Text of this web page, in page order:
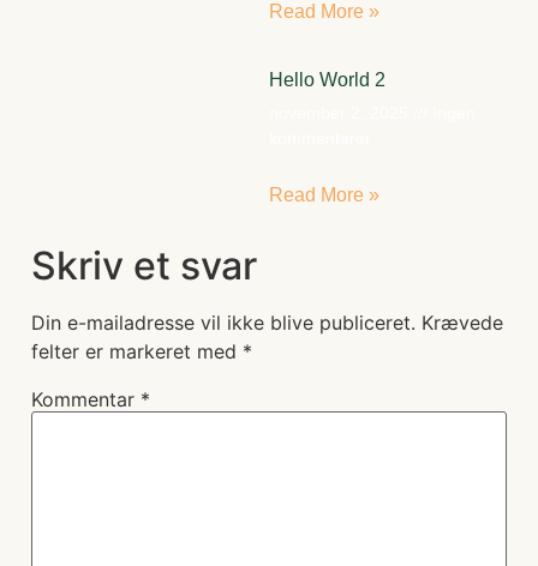
Read More »
Hello World 2
Read More »
Skriv et svar
Din e-mailadresse vil ikke blive publiceret. Krævede
felter er markeret med *
Kommentar *